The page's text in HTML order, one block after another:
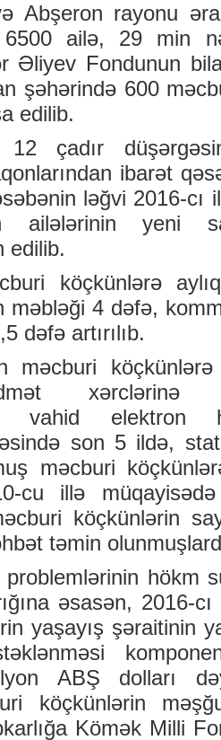
Abşeron rayonu
6500 ailə, 29 min
Əliyev Fondunun
şəhərində 600
edilib.
12 çadır
ibarət
ləğvi 2016-cı
ailələrinin yeni
edilib.
köçkünlərə
məbləği 4 dəfə,
dəfə artırılıb.
məcburi
xərclərinə
vahid elektron
son 5 ildə,
məcburi
cu illə
köçkünlərin
təmin
hökm
əsasən, 2016-
yaşayış şəraitinin
ABŞ dolları
köçkünlərin
Kömək Milli